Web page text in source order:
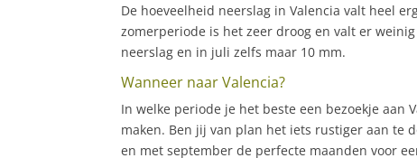
De hoeveelheid neerslag in Valencia valt heel
zomerperiode is het zeer droog en valt er
neerslag en in juli zelfs maar 10 mm.
Wanneer naar Valencia?
In welke periode je het beste een bezoekje
maken. Ben jij van plan het iets rustiger aan te
en met september de perfecte maanden voor